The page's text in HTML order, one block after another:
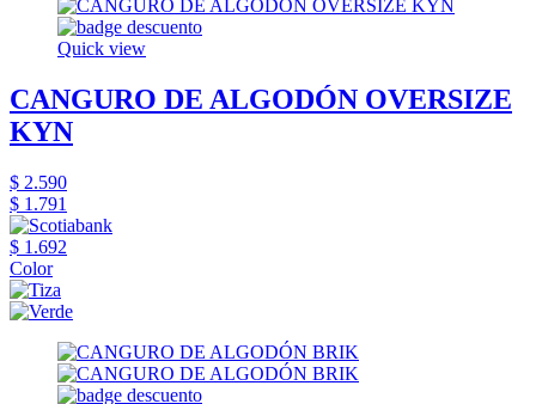
Quick view
CANGURO DE ALGODÓN OVERSIZE
KYN
$ 2.590
$ 1.791
$ 1.692
Color